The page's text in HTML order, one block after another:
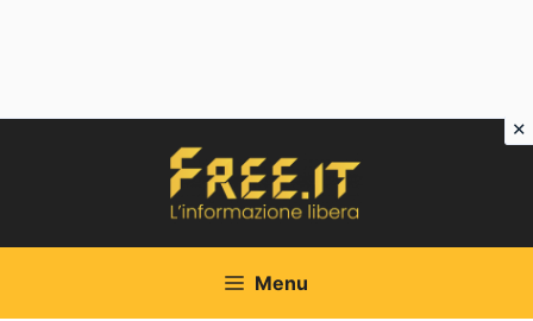
Menu